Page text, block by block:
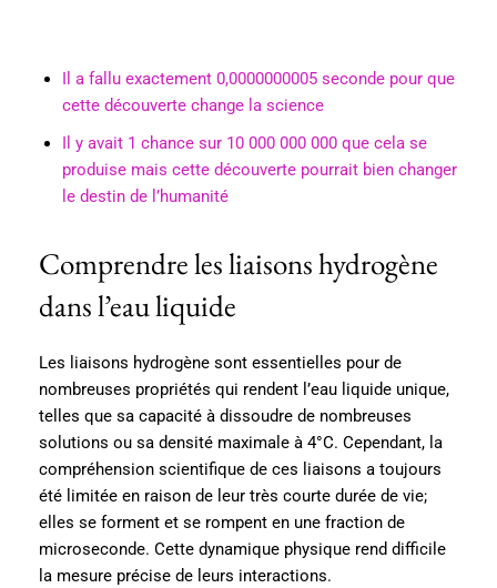
Il a fallu exactement 0,0000000005 seconde pour que
cette découverte change la science
Il y avait 1 chance sur 10 000 000 000 que cela se
produise mais cette découverte pourrait bien changer
le destin de l’humanité
Comprendre les liaisons hydrogène
dans l’eau liquide
Les liaisons hydrogène sont essentielles pour de
nombreuses propriétés qui rendent l’eau liquide unique,
telles que sa capacité à dissoudre de nombreuses
solutions ou sa densité maximale à 4°C. Cependant, la
compréhension scientifique de ces liaisons a toujours
été limitée en raison de leur très courte durée de vie;
elles se forment et se rompent en une fraction de
microseconde. Cette dynamique physique rend difficile
la mesure précise de leurs interactions.